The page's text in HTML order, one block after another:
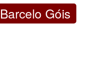
Góis